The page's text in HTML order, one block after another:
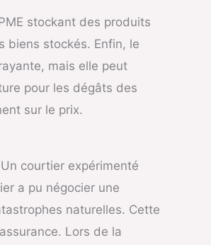
stockant des produits
biens stockés. Enfin, le
mais elle peut
pour les dégâts des
sur le prix.
courtier expérimenté
a pu négocier une
naturelles. Cette
Lors de la